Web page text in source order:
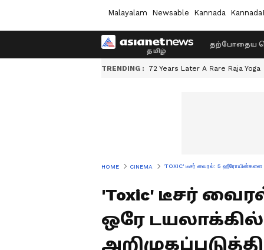
Malayalam Newsable Kannada
தற்போதைய
TRENDING : 72 Years Later A Rare Raja Yoga
HOME CINEMA 'TOXIC' டீசர் வைரல்: 5 ஹீரோயின்களை
'Toxic' டீசர்
ஒரே டயலாக்கில்